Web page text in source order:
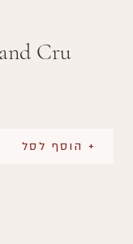
Cru
+ הוסף לסל